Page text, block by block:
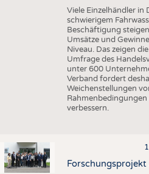
Viele Einzelhändler in
schwierigem
Beschäftigung
Umsätze und
Niveau. Das zeigen
Umfrage des
unter 600
Verband fordert
Weichenstellungen
verbessern.